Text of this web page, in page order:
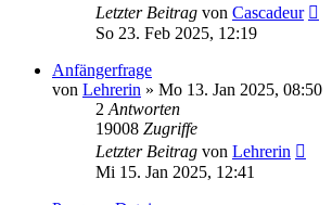
Letzter Beitrag von Cascadeur
So 23. Feb 2025, 12:19
Anfängerfrage
von Lehrerin » Mo 13. Jan 2025, 08:50
2 Antworten
19008 Zugriffe
Letzter Beitrag von Lehrerin
Mi 15. Jan 2025, 12:41